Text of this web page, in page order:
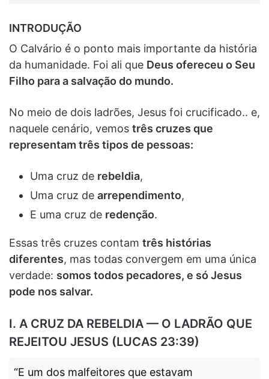
INTRODUÇÃO
O Calvário é o ponto mais importante da história
da humanidade. Foi ali que Deus ofereceu o Seu
Filho para a salvação do mundo.
No meio de dois ladrões, Jesus foi crucificado.. e,
naquele cenário, vemos três cruzes que
representam três tipos de pessoas:
Uma cruz de rebeldia,
Uma cruz de arrependimento,
E uma cruz de redenção.
Essas três cruzes contam três histórias
diferentes, mas todas convergem em uma única
verdade: somos todos pecadores, e só Jesus
pode nos salvar.
I. A CRUZ DA REBELDIA — O LADRÃO QUE
REJEITOU JESUS (LUCAS 23:39)
“E um dos malfeitores que estavam